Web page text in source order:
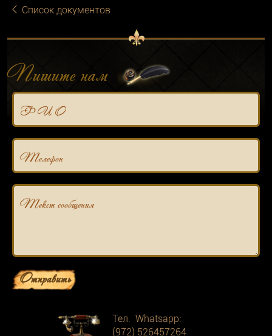
Список документов
Пишите нам
Ф И О
Телефон
Текст сообщения
Отправить
Тел. Whatsapp:
(972) 526457264